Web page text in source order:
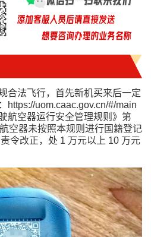
合法飞行，首先新机买来后一定
https://uom.caac.gov.cn/#/main
航空器运行安全管理规则》第
空器未按照本规则进行国籍登记
令改正，处 1 万元以上 10 万元